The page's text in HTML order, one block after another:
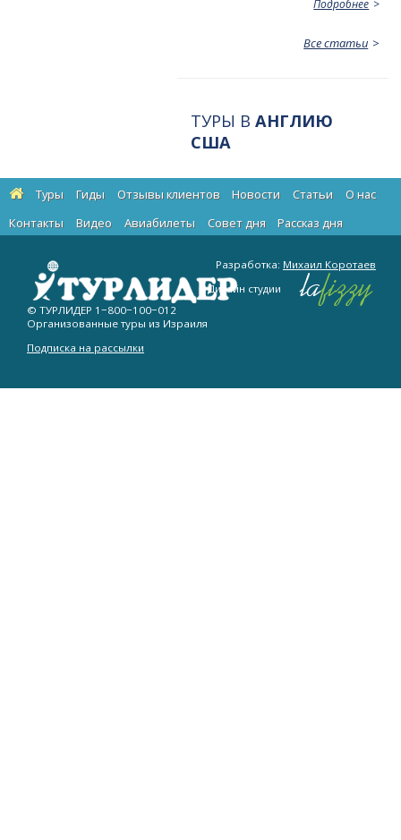
Подробнее
Все статьи
ТУРЫ ВАНГЛИЮ
США
Туры Гиды Отзывы клиентов Новости Статьи
О нас
Контакты
Видео Авиабилеты Cовет дня Рассказ дня
© ТУРЛИДЕР 1−800−100−012
Организованные туры из Израиля
Подписка на рассылки
Разработка: Михаил Коротаев
Дизайн студии